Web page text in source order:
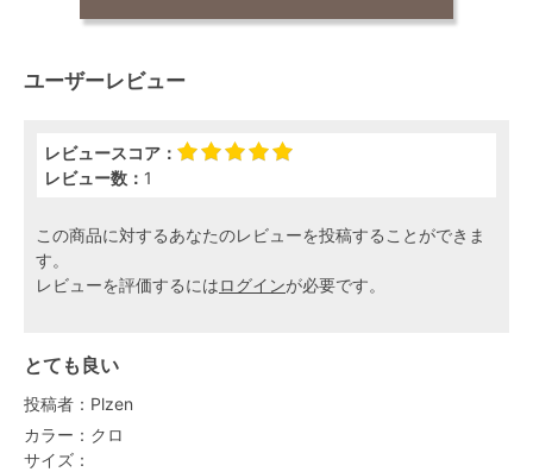
ユーザーレビュー
レビュースコア：
レビュー数： 1
この商品に対するあなたのレビューを投稿することができま
す。
レビューを評価するにはログインが必要です。
とても良い
投稿者： Plzen
カラー： クロ
サイズ：